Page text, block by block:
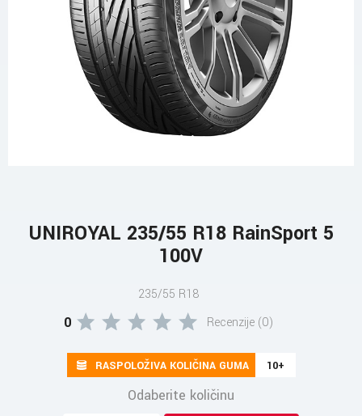
UNIROYAL 235/55 R18 RainSport 5
100V
235/55 R18
0 Recenzije (0)
RASPOLOŽIVA KOLIČINA GUMA 10+
Odaberite količinu